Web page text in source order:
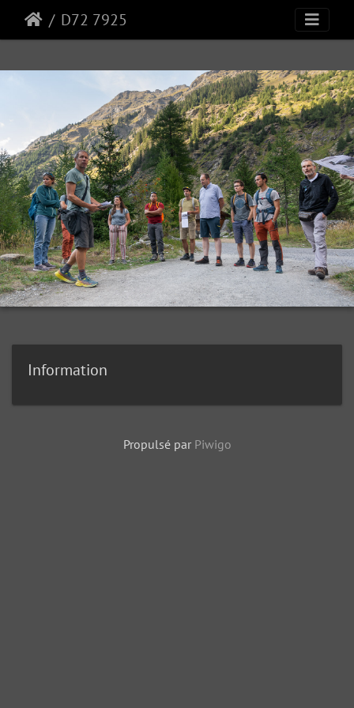
D72 7925
Information
Propulsé par Piwigo